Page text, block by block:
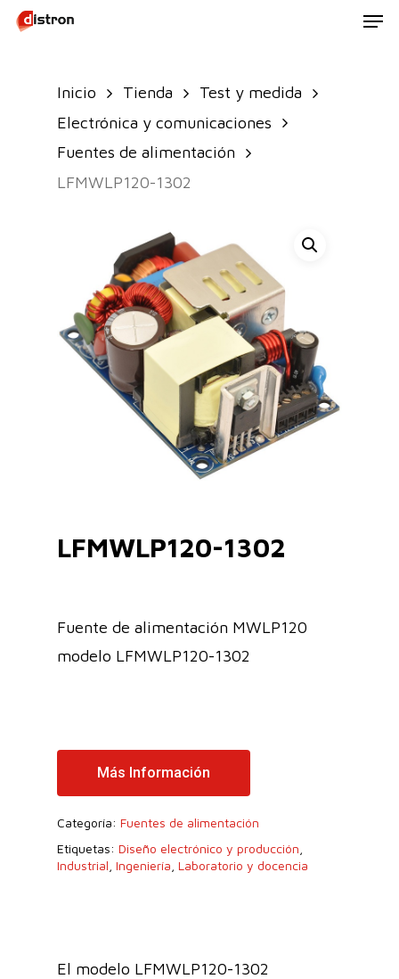
Skip
Inicio Tienda
Test y medida
Electrónica y comunicaciones
Fuentes de alimentación
LFMWLP120-1302
LFMWLP120-1302
Fuente de alimentación MWLP120
modelo LFMWLP120-1302
Más Información
Categoría: Fuentes de alimentación
Etiquetas: Diseño electrónico y producción
Industrial Ingeniería Laboratorio y docencia
El modelo LFMWLP120-1302